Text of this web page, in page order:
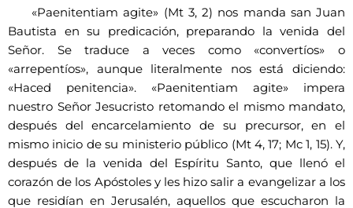
«Paenitentiam agite» (Mt 3, 2) nos manda san Juan
Bautista en su predicación, preparando la venida del
Señor. Se traduce a veces como «convertíos» o
«arrepentíos», aunque literalmente nos está diciendo:
«Haced penitencia». «Paenitentiam agite» impera
nuestro Señor Jesucristo retomando el mismo mandato,
después del encarcelamiento de su precursor, en el
mismo inicio de su ministerio público (Mt 4, 17; Mc 1, 15). Y,
después de la venida del Espíritu Santo, que llenó el
corazón de los Apóstoles y les hizo salir a evangelizar a los
que residían en Jerusalén, aquellos que escucharon la